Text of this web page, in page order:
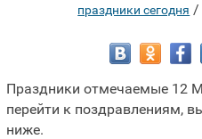
праздники сегодня /
Праздники отмечаемые 12
перейти к поздравлениям,
ниже.